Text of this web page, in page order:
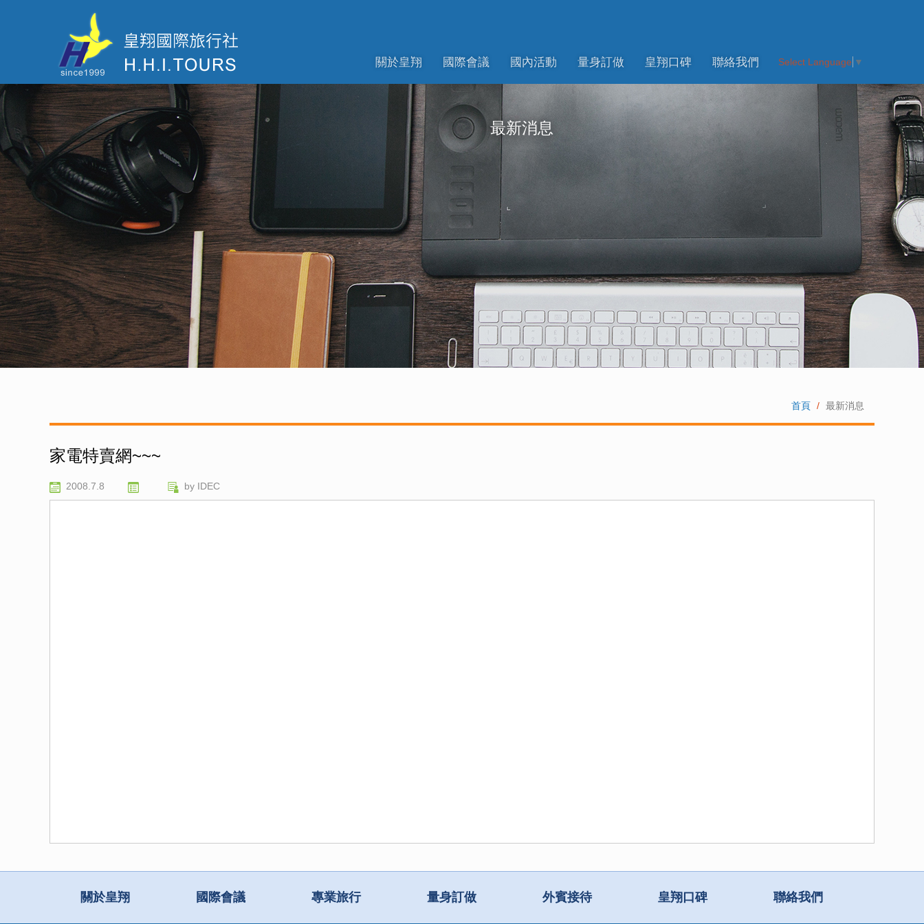
關於皇翔 國際會議 國內活動 量身訂做 皇翔口碑 聯絡我們 Select Language ▼
最新消息
首頁 最新消息
家電特賣網~~~
2008.7.8 by IDEC
關於皇翔 國際會議 專業旅行 量身訂做 外賓接待 皇翔口碑 聯絡我們